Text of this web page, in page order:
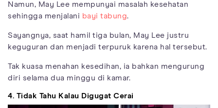
Namun, May Lee mempunyai masalah kesehatan
sehingga menjalani bayi tabung.
Sayangnya, saat hamil tiga bulan, May Lee justru
keguguran dan menjadi terpuruk karena hal tersebut.
Tak kuasa menahan kesedihan, ia bahkan mengurung
diri selama dua minggu di kamar.
4. Tidak Tahu Kalau Digugat Cerai